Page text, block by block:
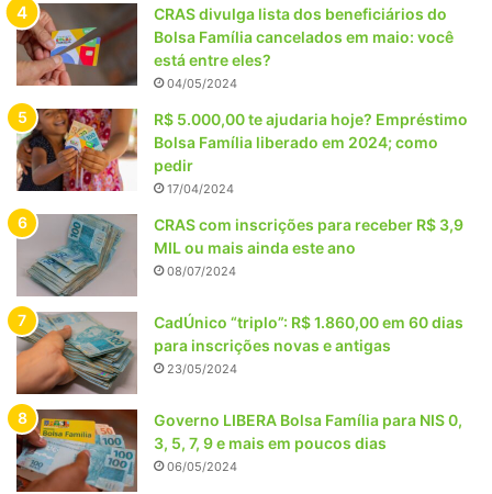
CRAS divulga lista dos beneficiários do
Bolsa Família cancelados em maio: você
está entre eles?
04/05/2024
R$ 5.000,00 te ajudaria hoje? Empréstimo
Bolsa Família liberado em 2024; como
pedir
17/04/2024
CRAS com inscrições para receber R$ 3,9
MIL ou mais ainda este ano
08/07/2024
CadÚnico “triplo”: R$ 1.860,00 em 60 dias
para inscrições novas e antigas
23/05/2024
Governo LIBERA Bolsa Família para NIS 0,
3, 5, 7, 9 e mais em poucos dias
06/05/2024